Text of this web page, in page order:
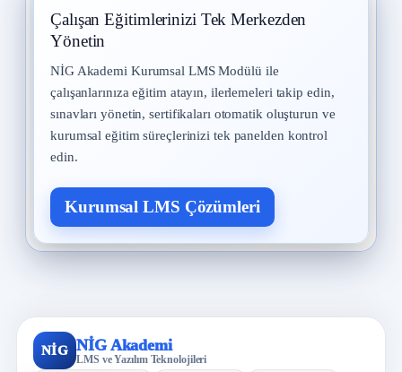
Çalışan Eğitimlerinizi Tek Merkezden
Yönetin
NİG Akademi Kurumsal LMS Modülü ile
çalışanlarınıza eğitim atayın, ilerlemeleri takip edin,
sınavları yönetin, sertifikaları otomatik oluşturun ve
kurumsal eğitim süreçlerinizi tek panelden kontrol
edin.
Kurumsal LMS Çözümleri
NİG NİG Akademi
LMS ve Yazılım Teknolojileri